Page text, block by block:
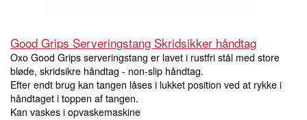
Good Grips Serveringstang Skridsikker håndtag
Oxo Good Grips serveringstang er lavet i rustfri stål med store
bløde, skridsikre håndtag - non-slip håndtag.
Efter endt brug kan tangen låses i lukket position ved at rykke i
håndtaget i toppen af tangen.
Kan vaskes i opvaskemaskine